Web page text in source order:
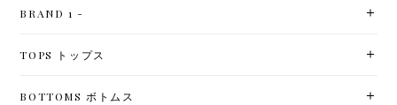
BRAND 1 -
TOPS トップス
BOTTOMS ボトムス